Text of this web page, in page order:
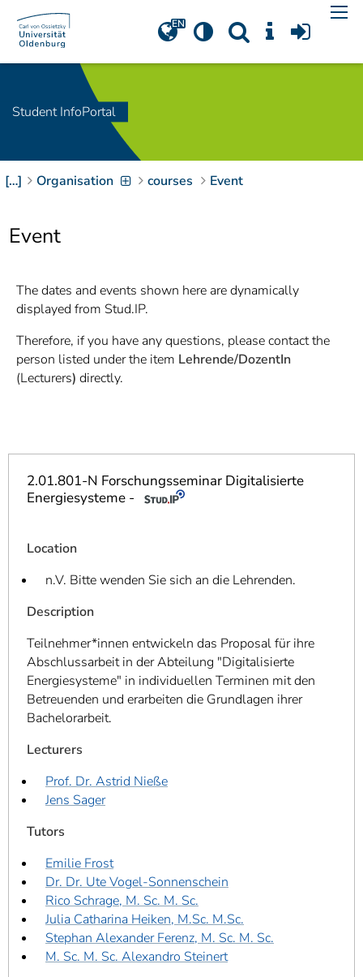
Navigation[Access-Key 1
Choose other language
Zum Inhalt springen
[Access-Key 2
Zur Suche springen
[Access-Key 4]
Zur Hauptnavigation
9]
Zur
Brotkrumennavigation
springen[ Access-Key
]
Student InfoPortal
[…] Organisation courses Event
Event
The dates and events shown here are dynamically
displayed from Stud.IP.
Therefore, if you have any questions, please contact the
person listed under the item Lehrende/DozentIn
(Lecturers) directly.
2.01.801-N Forschungsseminar Digitalisierte
Energiesysteme -
Location
n.V. Bitte wenden Sie sich an die Lehrenden.
Description
Teilnehmer*innen entwickeln das Proposal für ihre
Abschlussarbeit in der Abteilung "Digitalisierte
Energiesysteme" in individuellen Terminen mit den
Betreuenden und erarbeiten die Grundlagen ihrer
Bachelorarbeit.
Lecturers
Prof. Dr. Astrid Nieße
Jens Sager
Tutors
Emilie Frost
Dr. Dr. Ute Vogel-Sonnenschein
Rico Schrage, M. Sc. M. Sc.
Julia Catharina Heiken, M.Sc. M.Sc.
Stephan Alexander Ferenz, M. Sc. M. Sc.
M. Sc. M. Sc. Alexandro Steinert